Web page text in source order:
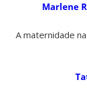
Marlene
A maternidade